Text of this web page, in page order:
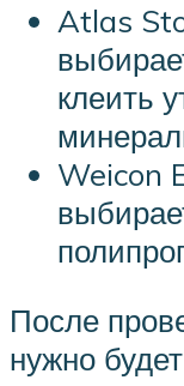
Atlas
клеить
Weicon
После
нужно